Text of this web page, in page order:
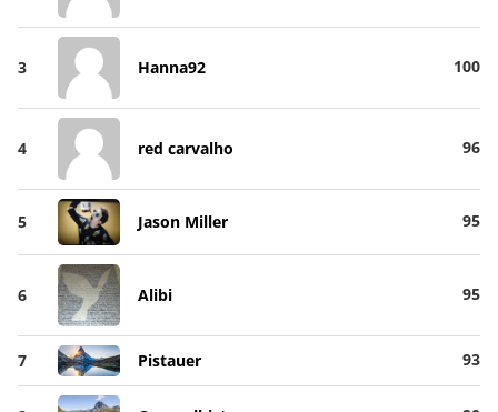
3 Hanna92 100
4 red carvalho 96
5 Jason Miller 95
6 Alibi 95
7 Pistauer 93